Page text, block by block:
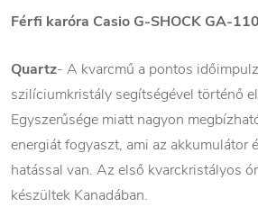
Férfi karóra Casio G-SHOCK GA-
Quartz- A kvarcmű a pontos
szilíciumkristály segítségével történő
Egyszerűsége miatt nagyon
energiát fogyaszt, ami az akkumulátor
hatással van. Az első kvarckristályos
készültek Kanadában.